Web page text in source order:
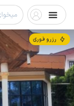
رزرو فوری